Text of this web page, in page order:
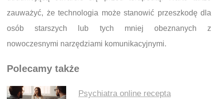
zauważyć, że technologia może stanowić przeszkodę dla
osób starszych lub tych mniej obeznanych z
nowoczesnymi narzędziami komunikacyjnymi.
Polecamy także
Psychiatra online recepta